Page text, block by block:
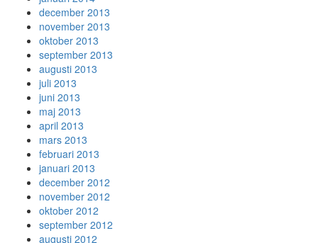
december 2013
november 2013
oktober 2013
september 2013
augusti 2013
juli 2013
juni 2013
maj 2013
april 2013
mars 2013
februari 2013
januari 2013
december 2012
november 2012
oktober 2012
september 2012
augusti 2012